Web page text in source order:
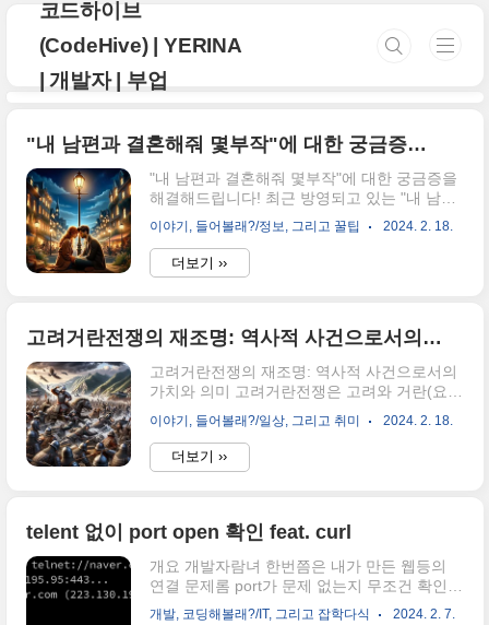
본문 바로가기
코드하이브
(CodeHive) | YERINA
| 개발자 | 부업
"내 남편과 결혼해줘 몇부작"에 대한 궁금증을 해결해드립니다!
"내 남편과 결혼해줘 몇부작"에 대한 궁금증을
해결해드립니다! 최근 방영되고 있는 "내 남편
과 결혼해줘 몇부작"은 많은 시청자들의 마음
을 사로잡으며 화제의 중심에 서 있습니다. 이
드라마는 그 독특한 스토리라인과 매력적인 등
장인물들로 인해 많은 관심을 받고 있습니다.
을 다룰 예정입니다. 우리가 다룰 주요 내용은
남편과 결혼해줘 다시보기 내 남편과 결혼 해
줘 재방송 편성표 내 남편과 결혼해줘 더쿠 내
남편과 결혼 해줘 등장인물 내남편과 결혼해줘
결혼해줘 편성표 내 남편과 결혼해줘 드라마
결혼해 주세요 이 글을 통해 "내 남편과..
이야기, 들어볼래?/정보, 그리고 꿀팁 2024. 2. 18.
더보기 ››
고려거란전쟁의 재조명: 역사적 사건으로서의 가치와 의미
고려거란전쟁의 재조명: 역사적 사건으로서의
가치와 의미 고려거란전쟁은 고려와 거란(요나
라) 사이에 벌어진 일련의 전쟁을 의미합니다.
이 전쟁은 고려 현종 시대에 발생하여 한반도
의 역사뿐만 아니라 동아시아 지역의 국제 관
계에도 큰 영향을 미쳤습니다. 본 기사에서는
해 이 사건이 오늘날까지 어떻게 기억되고 있
는지를 탐구할 것입니다. 고려거란전쟁의 배경
과 역사적 사건의 전개 주요 인물: 고려 현종,
서희, 강감찬, 천추태후, 양규 등 문화적 영향:
고려거란전쟁을 다룬 드라마, 영화, OST, 그리
이야기, 들어볼래?/일상, 그리고 취미 2024. 2. 18.
더보기 ››
telent 없이 port open 확인 feat. curl
개요 개발자람녀 한번쯤은 내가 만든 웹등의
연결 문제롬 port가 문제 없는지 무조건 확인을
해보았을것이다. 보통 본인이 사용하는 노트북
개발, 코딩해볼래?/IT, 그리고 잡학다식 2024. 2. 7.